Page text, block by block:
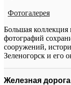
Фотогалерея
Большая коллекция
фотографий
сооружений,
Зеленогорск и его
Железная дорога